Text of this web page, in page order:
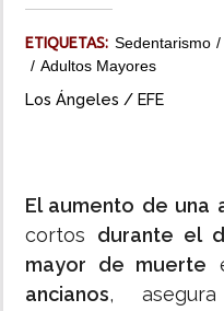
ETIQUETAS: Sedentarismo
Adultos Mayores
Los Ángeles / EFE
El aumento de una
cortos durante el
mayor de muerte
ancianos,